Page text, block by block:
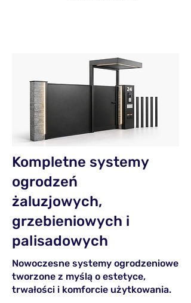
Kompletne systemy
ogrodzeń
żaluzjowych,
grzebieniowych i
palisadowych
Nowoczesne systemy ogrodzeniowe
tworzone z myślą o estetyce,
trwałości i komforcie użytkowania.